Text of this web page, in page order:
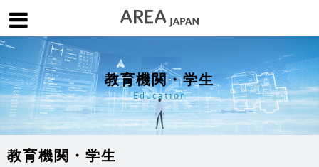
体験版で始める ソフトを購入
About us | フォーラム | お問合せ | メールマガジン
コラム
Columns
チュートリアル
Tutorials
ユーザー事例
User Stories
ムービー
教育機関・学生
Education
教育機関・学生